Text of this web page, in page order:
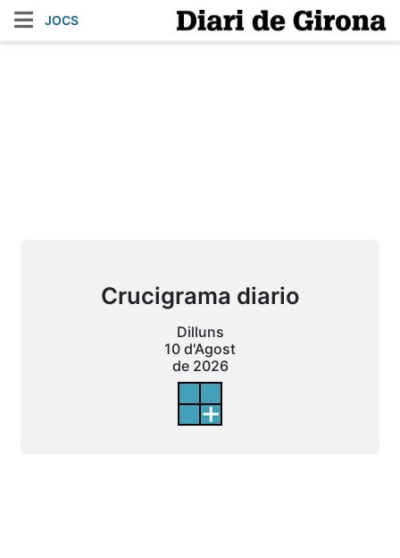
JOCS
Crucigrama diario
Dilluns
10 d'Agost
de 2026